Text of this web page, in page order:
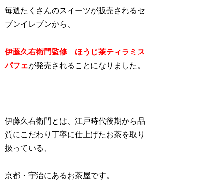
毎週たくさんのスイーツが販売されるセ
ブンイレブンから、
伊藤久右衛門監修 ほうじ茶ティラミス
パフェが発売されることになりました。
伊藤久右衛門とは、江戸時代後期から品
質にこだわり丁寧に仕上げたお茶を取り
扱っている、
京都・宇治にあるお茶屋です。